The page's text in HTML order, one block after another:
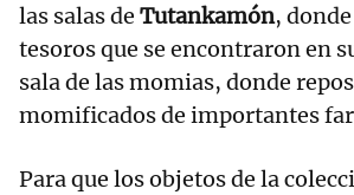
las salas de Tutankamón,
tesoros que se encontraron en
sala de las momias, donde
momificados de importantes
Para que los objetos de la